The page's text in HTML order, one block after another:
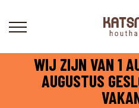
WIJ ZIJN VAN 1
AUGUSTUS